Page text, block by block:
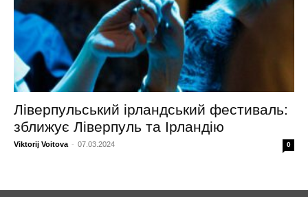
Ліверпульський ірландський фестиваль:
зближує Ліверпуль та Ірландію
Viktorij Voitova - 07.03.2024 0